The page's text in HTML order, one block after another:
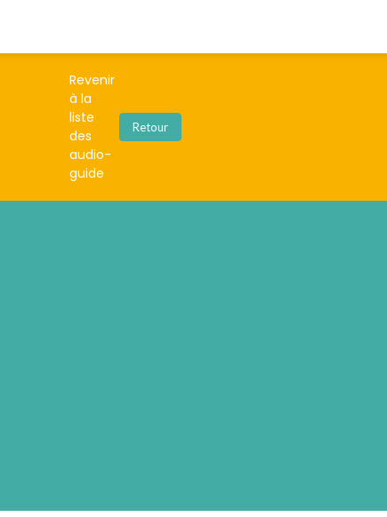
Revenir
à la
liste
des
audio-
guide
Retour